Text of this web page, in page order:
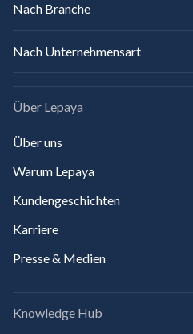
Nach Branche
Nach Unternehmensart
Über Lepaya
Über uns
Warum Lepaya
Kundengeschichten
Karriere
Presse & Medien
Knowledge Hub